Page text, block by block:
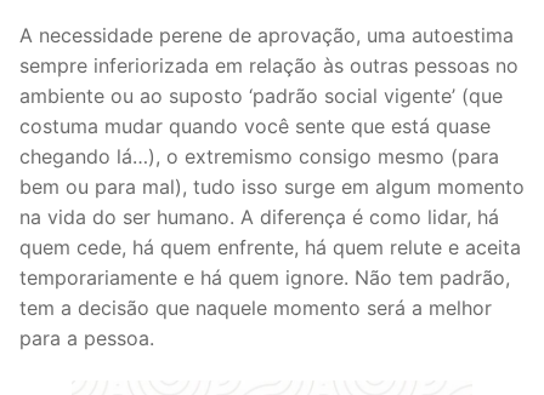
A necessidade perene de aprovação, uma autoestima
sempre inferiorizada em relação às outras pessoas no
ambiente ou ao suposto ‘padrão social vigente’ (que
costuma mudar quando você sente que está quase
chegando lá…), o extremismo consigo mesmo (para
bem ou para mal), tudo isso surge em algum momento
na vida do ser humano. A diferença é como lidar, há
quem cede, há quem enfrente, há quem relute e aceita
temporariamente e há quem ignore. Não tem padrão,
tem a decisão que naquele momento será a melhor
para a pessoa.